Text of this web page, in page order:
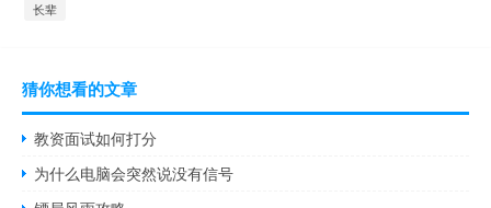
长辈
猜你想看的文章
教资面试如何打分
为什么电脑会突然说没有信号